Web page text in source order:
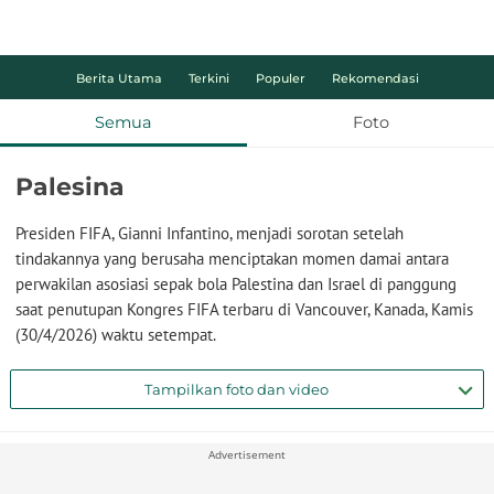
Berita Utama Terkini Populer Rekomendasi
Semua Foto
Palesina
Presiden FIFA, Gianni Infantino, menjadi sorotan setelah
tindakannya yang berusaha menciptakan momen damai antara
perwakilan asosiasi sepak bola Palestina dan Israel di panggung
saat penutupan Kongres FIFA terbaru di Vancouver, Kanada, Kamis
(30/4/2026) waktu setempat.
Tampilkan foto dan video
Advertisement